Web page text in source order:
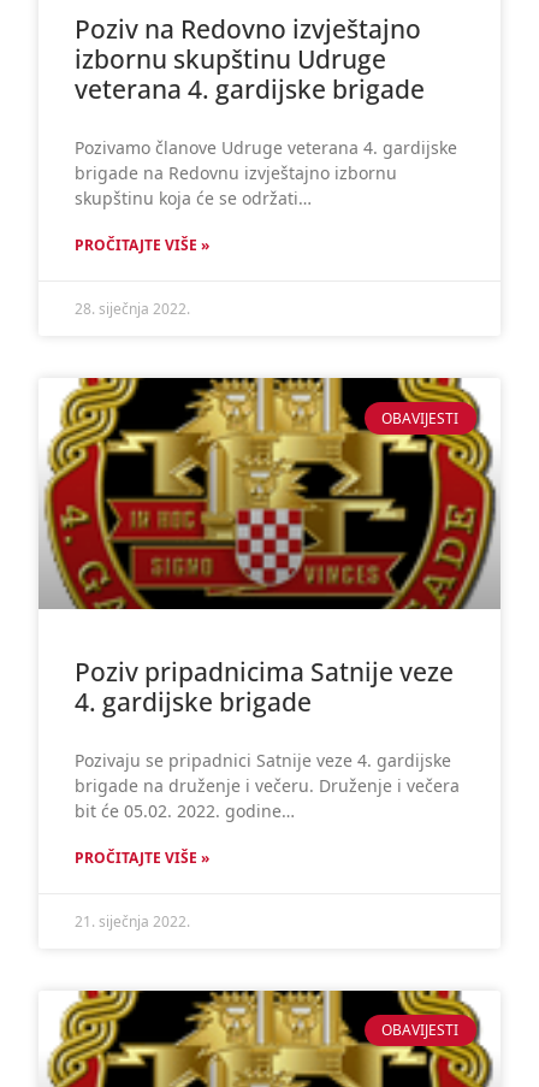
Poziv na Redovno izvještajno
izbornu skupštinu Udruge
veterana 4. gardijske brigade
Pozivamo članove Udruge veterana 4. gardijske
brigade na Redovnu izvještajno izbornu
skupštinu koja će se održati…
PROČITAJTE VIŠE »
28. siječnja 2022.
OBAVIJESTI
Poziv pripadnicima Satnije veze
4. gardijske brigade
Pozivaju se pripadnici Satnije veze 4. gardijske
brigade na druženje i večeru. Druženje i večera
bit će 05.02. 2022. godine…
PROČITAJTE VIŠE »
21. siječnja 2022.
OBAVIJESTI